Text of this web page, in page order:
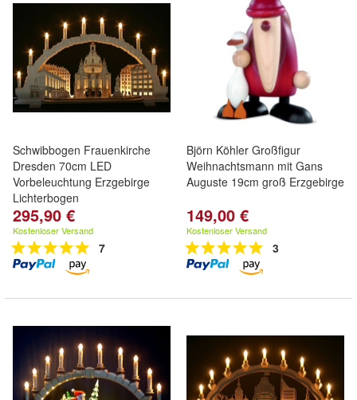
Schwibbogen Frauenkirche
Dresden 70cm LED
Vorbeleuchtung Erzgebirge
Lichterbogen
295,90 €
Kostenloser Versand
7
Björn Köhler Großfigur
Weihnachtsmann mit Gans
Auguste 19cm groß Erzgebirge
149,00 €
Kostenloser Versand
3